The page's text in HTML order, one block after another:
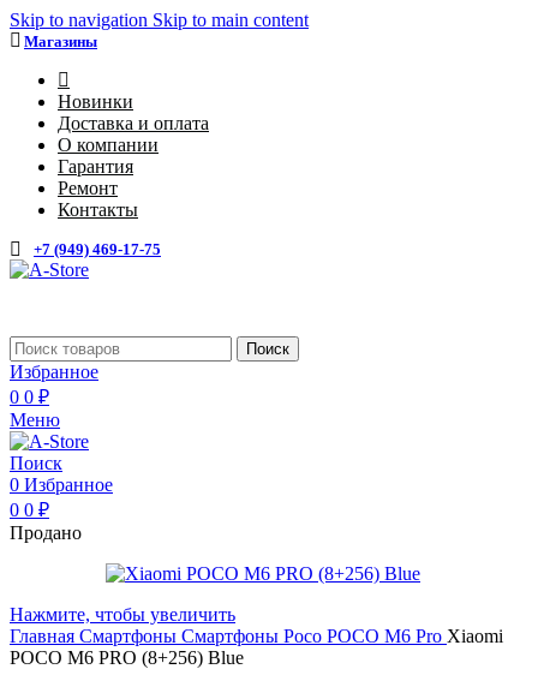
Skip to navigation Skip to main content
Магазины
Новинки
Доставка и оплата
О компании
Гарантия
Ремонт
Контакты
+7 (949) 469-17-75
Поиск
Избранное
0 0 ₽
Меню
Поиск
0 Избранное
0 0 ₽
Продано
Нажмите, чтобы увеличить
Главная Смартфоны Смартфоны Poco POCO M6 Pro Xiaomi
POCO M6 PRO (8+256) Blue